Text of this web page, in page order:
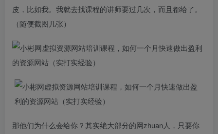
皮，比如我。我就去找课程的讲师要过几次，而且都给了。
（随便截图几张）
那他们为什么会给你？其实绝大部分的网zhuan人，只要你